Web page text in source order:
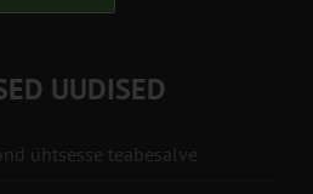
UUDISED
ühtsesse teabesalve